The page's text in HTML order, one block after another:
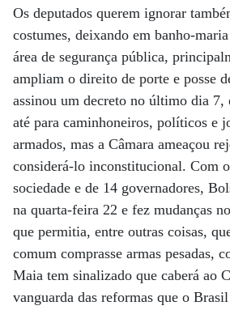
Os deputados querem ignorar
costumes, deixando em banho-
área de segurança pública,
ampliam o direito de porte e posse
assinou um decreto no último dia 7,
até para caminhoneiros, políticos e
armados, mas a Câmara ameaçou
considerá-lo inconstitucional. Com
sociedade e de 14 governadores,
na quarta-feira 22 e fez mudanças
que permitia, entre outras coisas,
comum comprasse armas pesadas,
Maia tem sinalizado que caberá ao
vanguarda das reformas que o